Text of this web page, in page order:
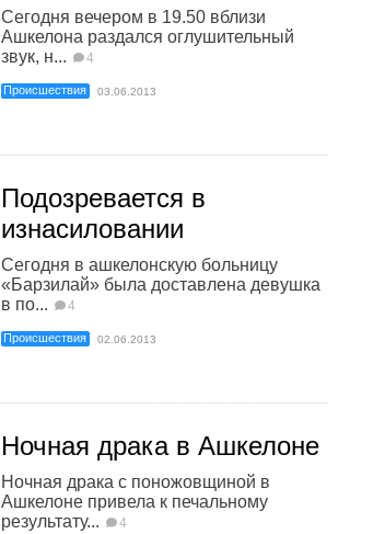
Сегодня вечером в 19.50 вблизи
Ашкелона раздался оглушительный
звук, н...
4
Происшествия 03.06.2013
Подозревается в
изнасиловании
Сегодня в ашкелонскую больницу
«Барзилай» была доставлена девушка
в по...
4
Происшествия 02.06.2013
Ночная драка в Ашкелоне
Ночная драка с поножовщиной в
Ашкелоне привела к печальному
результату...
4